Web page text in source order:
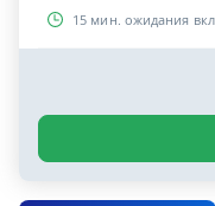
15 мин. ожидания